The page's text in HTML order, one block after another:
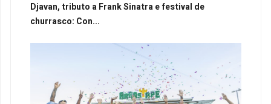
Djavan, tributo a Frank Sinatra e festival de
churrasco: Con...